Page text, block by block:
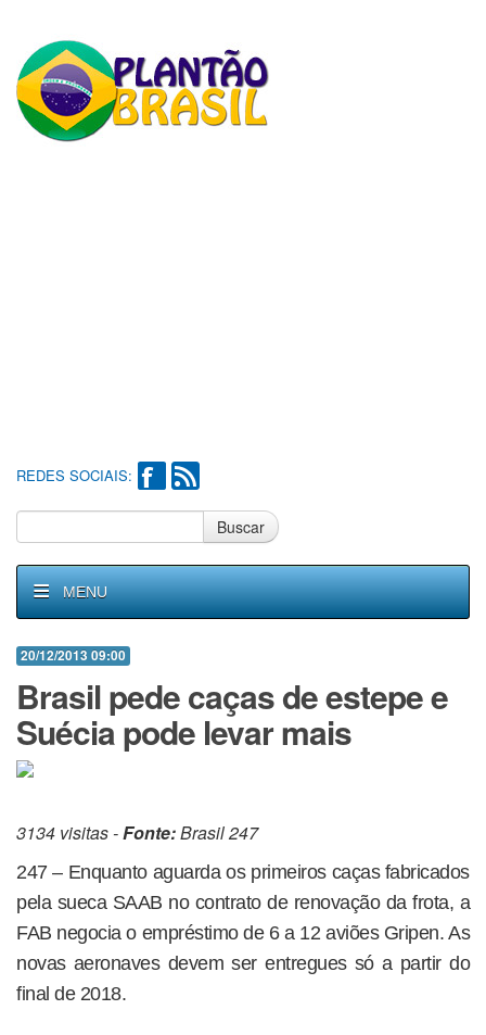
REDES SOCIAIS:
Buscar
MENU
20/12/2013 09:00
Brasil pede caças de estepe e
Suécia pode levar mais
3134 visitas -Fonte:Brasil 247
247 – Enquanto aguarda os primeiros caças fabricados
pela sueca SAAB no contrato de renovação da frota, a
FAB negocia o empréstimo de 6 a 12 aviões Gripen. As
novas aeronaves devem ser entregues só a partir do
final de 2018.